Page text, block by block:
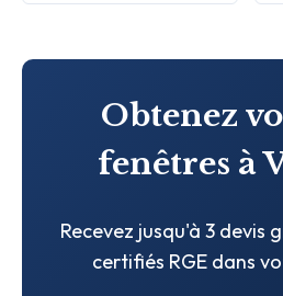
Obtenez
fenêtres à
Recevez jusqu'à 3 devis
certifiés RGE dans